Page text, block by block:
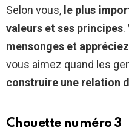
Selon vous, le plus
valeurs et ses principes.
mensonges et
vous aimez quand les
construire une relation
Chouette numéro 3